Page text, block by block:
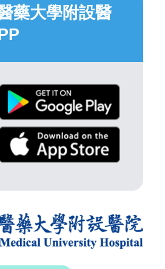
藥大學附設醫